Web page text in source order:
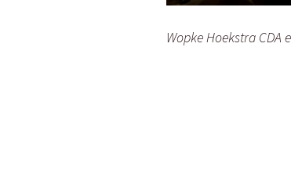
Wopke Hoekstra